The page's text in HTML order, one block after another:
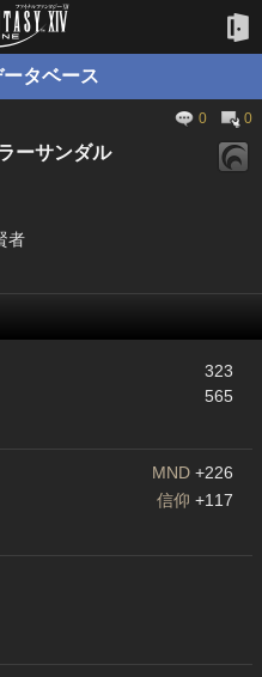
タベース
0 0
ーサンダル
者
323
565
MND +226
信仰 +117